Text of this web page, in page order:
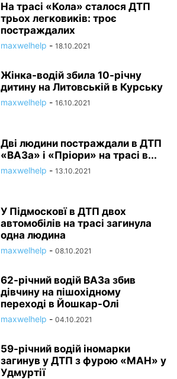
На трасі «Кола» сталося ДТП
трьох легковиків: троє
постраждалих
maxwelhelp - 18.10.2021
Жінка-водій збила 10-річну
дитину на Литовській в Курську
maxwelhelp - 16.10.2021
Дві людини постраждали в ДТП
«ВАЗа» і «Пріори» на трасі в...
maxwelhelp - 13.10.2021
У Підмосковї в ДТП двох
автомобілів на трасі загинула
одна людина
maxwelhelp - 08.10.2021
62-річний водій ВАЗа збив
дівчину на пішохідному
переході в Йошкар-Олі
maxwelhelp - 04.10.2021
59-річний водій іномарки
загинув у ДТП з фурою «МАН» у
Удмуртії